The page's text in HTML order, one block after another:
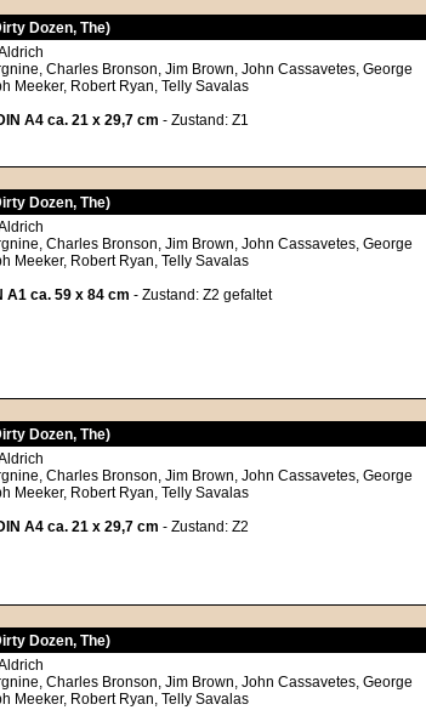
Dozen, The)
Charles Bronson, Jim Brown, John Cassavetes, George
Meeker, Robert Ryan, Telly Savalas
A4 ca. 21 x 29,7 cm - Zustand: Z1
Dozen, The)
Charles Bronson, Jim Brown, John Cassavetes, George
Meeker, Robert Ryan, Telly Savalas
A1 ca. 59 x 84 cm - Zustand: Z2 gefaltet
Dozen, The)
Charles Bronson, Jim Brown, John Cassavetes, George
Meeker, Robert Ryan, Telly Savalas
A4 ca. 21 x 29,7 cm - Zustand: Z2
Dozen, The)
Charles Bronson, Jim Brown, John Cassavetes, George
Meeker, Robert Ryan, Telly Savalas